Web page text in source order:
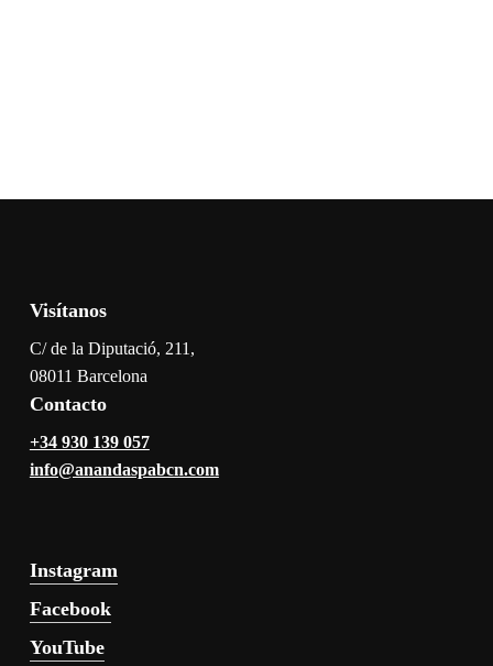
Visítanos
C/ de la Diputació, 211,
08011 Barcelona
Contacto
+34 930 139 057
info@anandaspabcn.com
Instagram
Facebook
YouTube